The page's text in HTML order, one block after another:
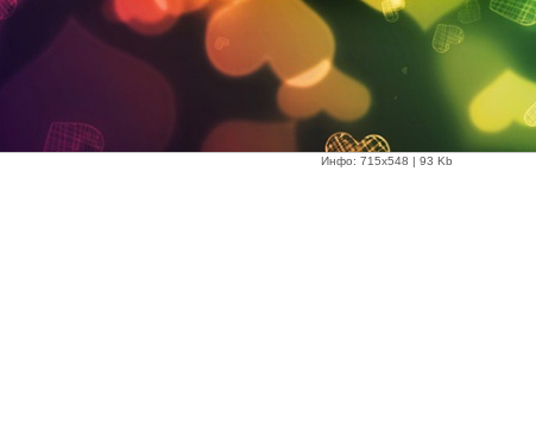
Инфо: 715х548 | 93 Kb